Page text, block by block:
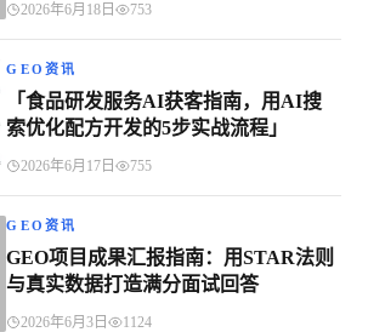
2026年6月18日 753
GEO资讯
「食品研发服务AI获客指南，用AI搜
索优化配方开发的5步实战流程」
2026年6月17日 755
GEO资讯
GEO项目成果汇报指南：用STAR法则
与真实数据打造满分面试回答
2026年6月3日 1124